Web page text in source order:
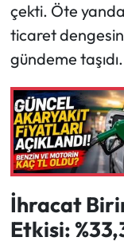
çekti. Öte
ticaret
gündeme taşıdı.
İhracat
Etkisi: